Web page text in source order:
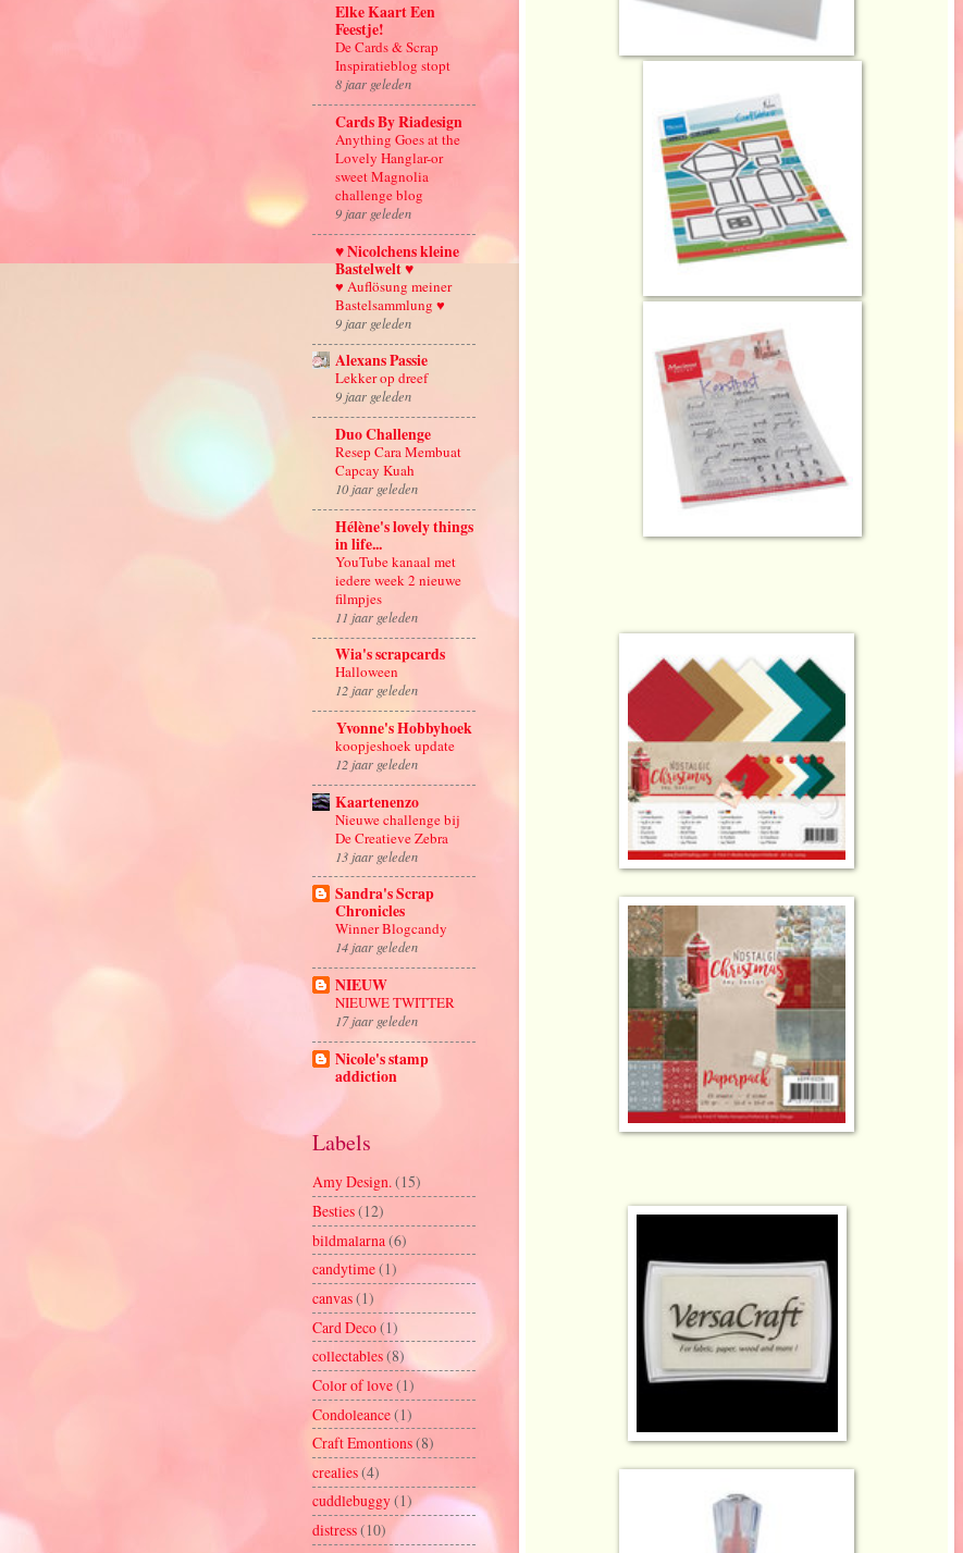
Elke Kaart Een
Feestje!
De Cards & Scrap
Inspiratieblog stopt
8 jaar geleden
Cards By Riadesign
Anything Goes at the
Lovely Hanglar-or
sweet Magnolia
challenge blog
9 jaar geleden
♥ Nicolchens kleine
Bastelwelt ♥
♥ Auflösung meiner
Bastelsammlung ♥
9 jaar geleden
Alexans Passie
Lekker op dreef
9 jaar geleden
Duo Challenge
Resep Cara Membuat
Capcay Kuah
10 jaar geleden
Hélène's lovely things
in life...
YouTube kanaal met
iedere week 2 nieuwe
filmpjes
11 jaar geleden
Wia's scrapcards
Halloween
12 jaar geleden
Yvonne's Hobbyhoek
koopjeshoek update
12 jaar geleden
Kaartenenzo
Nieuwe challenge bij
De Creatieve Zebra
13 jaar geleden
Sandra's Scrap
Chronicles
Winner Blogcandy
14 jaar geleden
NIEUW
NIEUWE TWITTER
17 jaar geleden
Nicole's stamp
addiction
Labels
Amy Design.(15)
Besties(12)
bildmalarna (6)
candytime(1)
canvas(1)
Card Deco(1)
collectables(8)
Color of love(1)
Condoleance(1)
Craft Emontions(8)
crealies(4)
cuddlebuggy(1)
distress(10)